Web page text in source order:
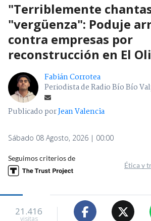
"Terriblemente
"vergüenza": Poduje
contra empresas por
reconstrucción en El
Fabián Corrotea
Periodista de Radio Bío Bío
Publicado porJean Valencia
Sábado 08 Agosto, 2026 | 00:00
Seguimos criterios de
Ética y
21.416
visitas